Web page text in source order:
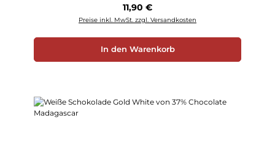
Regulärer Preis:
11,90 €
Preise inkl. MwSt. zzgl. Versandkosten
In den Warenkorb